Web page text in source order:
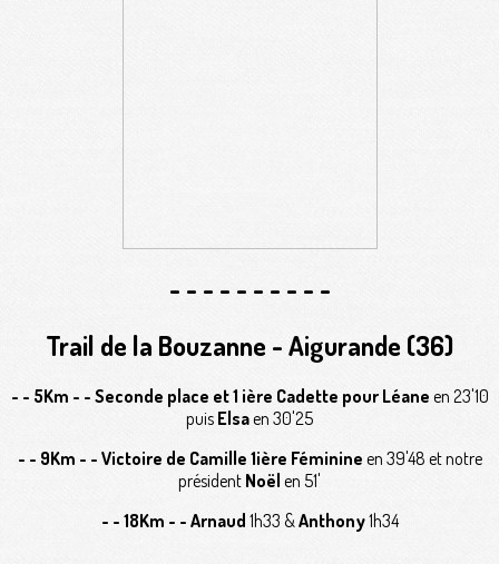
- - - - - - - - - -
Trail de la Bouzanne - Aigurande (36)
- - 5Km - - Seconde place et 1 ière Cadette pour Léane en 23'10
puis Elsaen 30'25
- - 9Km - - Victoire de Camille 1ière Féminine en 39'48 et notre
président Noël en 51'
- - 18Km - - Arnaud 1h33 & Anthony1h34